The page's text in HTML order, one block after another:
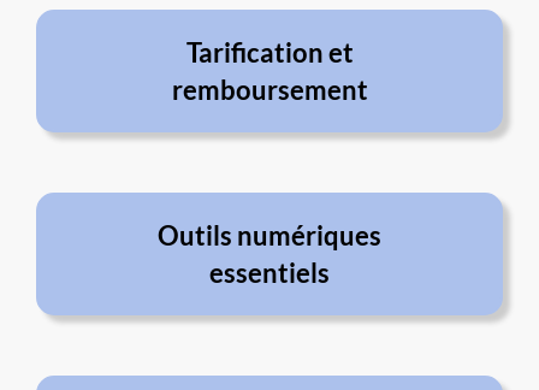
Tarification et
remboursement
Outils numériques
essentiels